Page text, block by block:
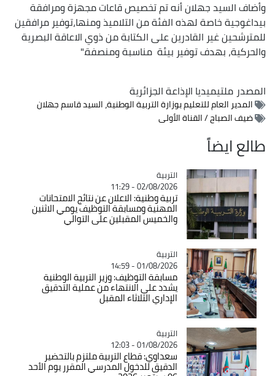
وأضاف السيد جهلان أنه تم تخصيص قاعات مجهزة ومرافقة
بيداغوجية خاصة لهذه الفئة من التلاميذ ومنها،توفير مرافقين
للمترشحين غير القادرين على الكتابة من ذوي الاعاقة البصرية
والحركية، بهدف توفير بيئة مناسبة ومنصفة."
المصدرملتيميديا الإذاعة الجزائرية
المدير العام للتعليم بوزارة التربية الوطنية، السيد قاسم جهلان
ضيف الصباح / القناة الأولى
طالع ايضاً
Catégorie
التربية
02/08/2026 - 11:29
تربية وطنية: الاعلان عن نتائج الامتحانات
المهنية ومسابقة التوظيف يومي الاثنين
والخميس المقبلين على التوالي
Catégorie
التربية
01/08/2026 - 14:59
مسابقة التوظيف: وزير التربية الوطنية
يشدد على الانتهاء من عملية التدقيق
الإداري الثلاثاء المقبل
Catégorie
التربية
01/08/2026 - 12:03
سعداوي: قطاع التربية ملتزم بالتحضير
الدقيق للدخول المدرسي المقرر يوم الأحد